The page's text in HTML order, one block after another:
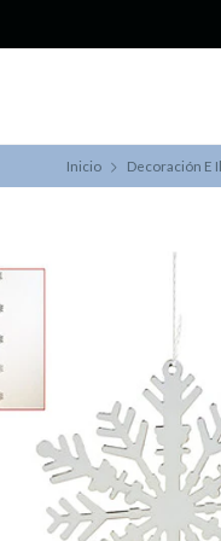
Inicio Decoración E